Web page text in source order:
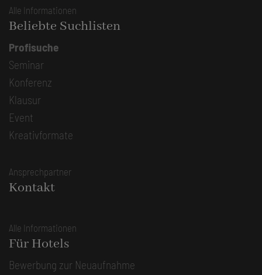
Alle Informationen
Beliebte Suchlisten
Profisuche
Seminar
Konferenz
Klausur
Event
Kreativformate
Ansprechpartner
Kontakt
Alle Informationen
Für Hotels
Bewerbung zur Neuaufnahme